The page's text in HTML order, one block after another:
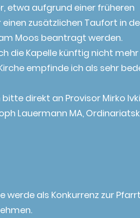
etwa aufgrund einer früheren
zusätzlichen Taufort in
Moos beantragt werden.
die Kapelle künftig nicht
empfinde ich als sehr
direkt an Provisor Mirko
Lauermann MA,
werde als Konkurrenz zur